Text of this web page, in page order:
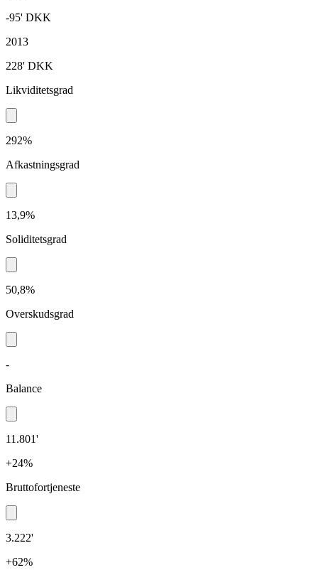
-95' DKK
2013
228' DKK
Likviditetsgrad
292%
Afkastningsgrad
13,9%
Soliditetsgrad
50,8%
Overskudsgrad
-
Balance
11.801'
+24%
Bruttofortjeneste
3.222'
+62%